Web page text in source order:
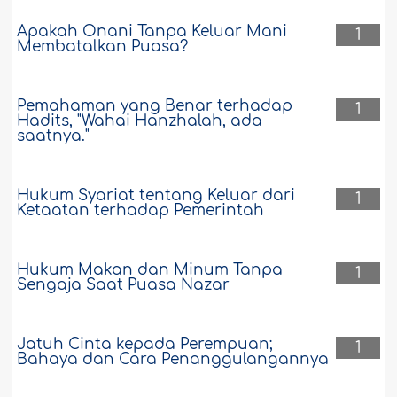
1
Apakah Onani Tanpa Keluar Mani
Membatalkan Puasa?
1
Pemahaman yang Benar terhadap
Hadits, "Wahai Hanzhalah, ada
saatnya."
1
Hukum Syariat tentang Keluar dari
Ketaatan terhadap Pemerintah
1
Hukum Makan dan Minum Tanpa
Sengaja Saat Puasa Nazar
1
Jatuh Cinta kepada Perempuan;
Bahaya dan Cara Penanggulangannya